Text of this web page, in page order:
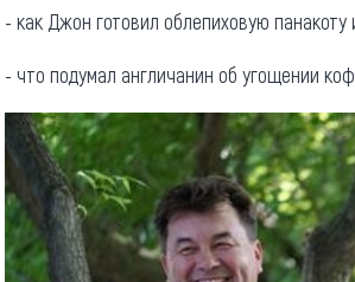
- как Джон готовил облепиховую
- что подумал англичанин об угощении